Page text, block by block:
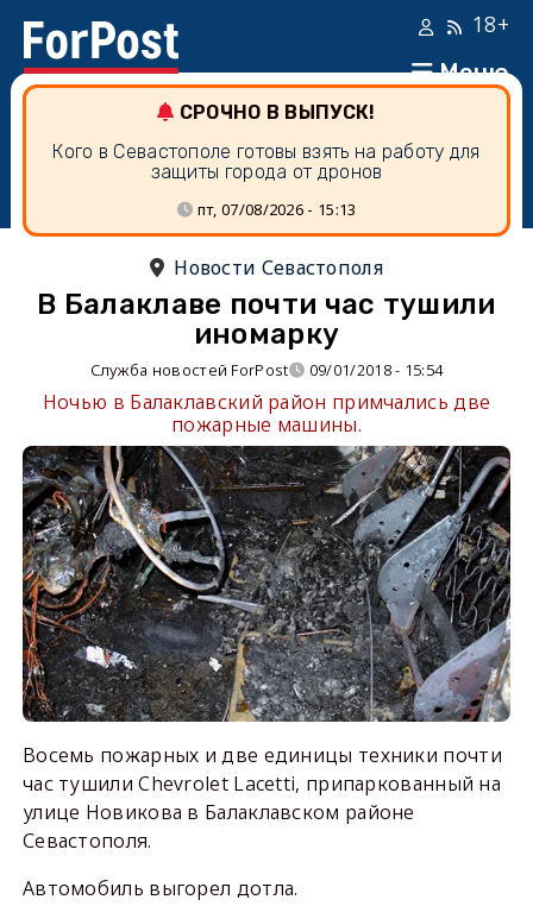
Меню
18+
СРОЧНО В ВЫПУСК!
Кого в Севастополе готовы взять на работу для
защиты города от дронов
пт, 07/08/2026 - 15:13
Новости Севастополя
В Балаклаве почти час тушили
иномарку
Служба новостей ForPost 09/01/2018 - 15:54
Ночью в Балаклавский район примчались две
пожарные машины.
Восемь пожарных и две единицы техники почти
час тушили Chevrolet Lacetti, припаркованный на
улице Новикова в Балаклавском районе
Севастополя.
Автомобиль выгорел дотла.